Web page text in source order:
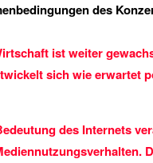
des
ist weiter
sich wie erwartet
des Internets